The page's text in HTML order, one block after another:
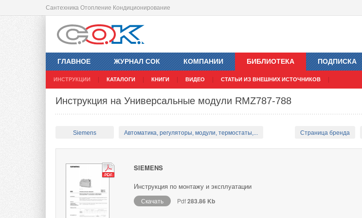
Сантехника Отопление Кондиционирование
ГЛАВНОЕ ЖУРНАЛ СОК КОМПАНИИ БИБЛИОТЕКА
ИНСТРУКЦИИ КАТАЛОГИ КНИГИ ВИДЕО СТАТЬИ ИЗ ВНЕШНИХ ИСТОЧНИКОВ
ПОДПИСКА
Инструкция на Универсальные модули RMZ787-788
Siemens Автоматика, регуляторы, модули, термостаты,... Страница бренда
SIEMENS
Инструкция по монтажу и эксплуатации
Скачать Pdf283.86 Kb